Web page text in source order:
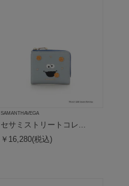
SAMANTHAVEGA
セサミストリートコレ...
￥16,280(税込)